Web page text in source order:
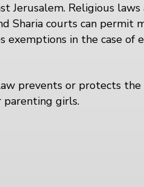
Jerusalem. Religious
Sharia courts can permit
exemptions in the case of
prevents or protects
parenting girls.